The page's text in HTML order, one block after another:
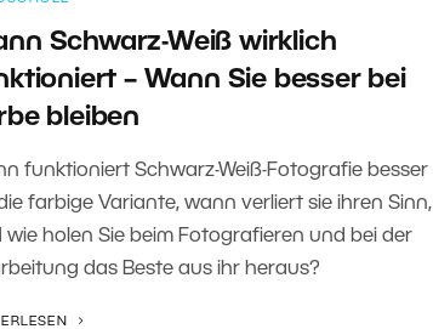
Schwarz-Weiß wirklich
– Wann Sie besser bei
bleiben
funktioniert Schwarz-Weiß-Fotografie besser
farbige Variante, wann verliert sie ihren Sinn,
wie holen Sie beim Fotografieren und bei der
das Beste aus ihr heraus?